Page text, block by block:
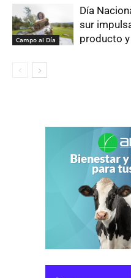
Campo al Día
Día
sur
producto